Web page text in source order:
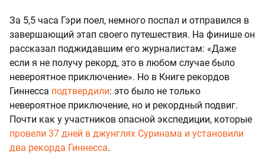
За 5,5 часа Гэри поел, немного поспал и отправился в
завершающий этап своего путешествия. На финише он
рассказал поджидавшим его журналистам: «Даже
если я не получу рекорд, это в любом случае было
невероятное приключение». Но в Книге рекордов
Гиннесса подтвердили: это было не только
невероятное приключение, но и рекордный подвиг.
Почти как у участников опасной экспедиции, которые
провели 37 дней в джунглях Суринама и установили
два рекорда Гиннесса.